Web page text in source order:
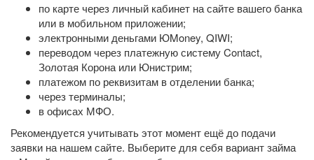
по карте через личный кабинет на сайте вашего банка
или в мобильном приложении;
электронными деньгами ЮMoney, QIWI;
переводом через платежную систему Contact,
Золотая Корона или Юнистрим;
платежом по реквизитам в отделении банка;
через терминалы;
в офисах МФО.
Рекомендуется учитывать этот момент ещё до подачи
заявки на нашем сайте. Выберите для себя вариант займа